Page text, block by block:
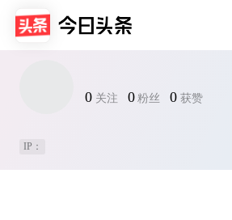
0 关注 0 粉丝 0 获赞
IP：